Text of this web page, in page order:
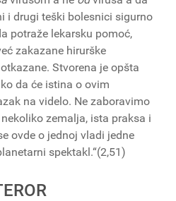
i drugi teški bolesnici sigurno
potraže lekarsku pomoć,
zakazane hirurške
Stvorena je opšta
da će istina o ovim
na videlo. Ne zaboravimo
zemalja, ista praksa i
ovde o jednoj vladi jedne
spektakl.“(2,51)
TEROR